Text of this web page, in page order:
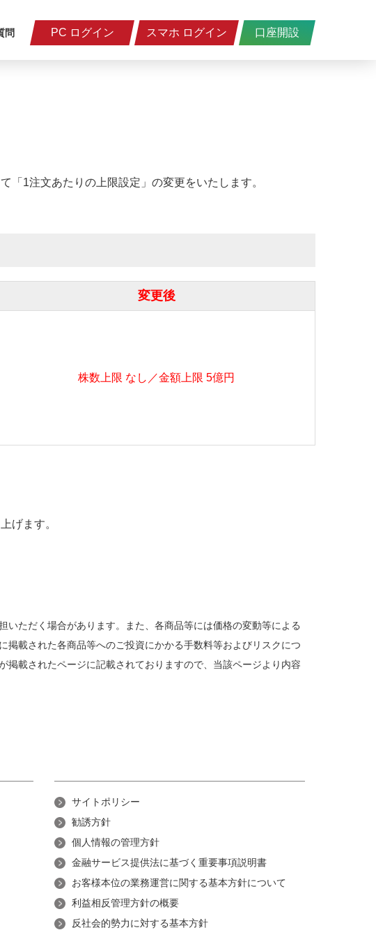
問 PC ログイン スマホ ログイン 口座開設
「1注文あたりの上限設定」の変更をいたします。
変更後
株数上限 なし／金額上限 5億円
げます。
ただく場合があります。また、各商品等には価格の変動等による
載された各商品等へのご投資にかかる手数料等およびリスクにつ
載されたページに記載されておりますので、当該ページより内容
サイトポリシー
勧誘方針
個人情報の管理方針
金融サービス提供法に基づく重要事項説明書
お客様本位の業務運営に関する基本方針について
利益相反管理方針の概要
反社会的勢力に対する基本方針